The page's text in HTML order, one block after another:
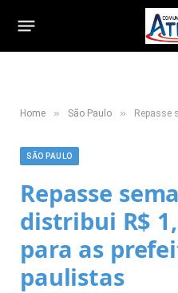
Home » São Paulo » Repasse
SÃO PAULO
Repasse
distribui R$
para as
paulistas